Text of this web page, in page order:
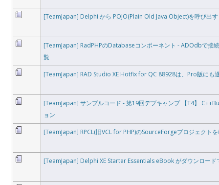
[TeamJapan] Delphi から POJO(Plain Old Java Object)を呼び出す
[TeamJapan] RadPHPのDatabaseコンポーネント - ADOdbで接
覧
[TeamJapan] RAD Studio XE Hotfix for QC 88928は、Pro版にも
[TeamJapan] サンプルコード - 第19回デブキャンプ 【T4】
ョン
[TeamJapan] RPCL(旧VCL for PHP)のSourceForgeプロジェクト
[TeamJapan] Delphi XE Starter Essentials eBook がダウンロード